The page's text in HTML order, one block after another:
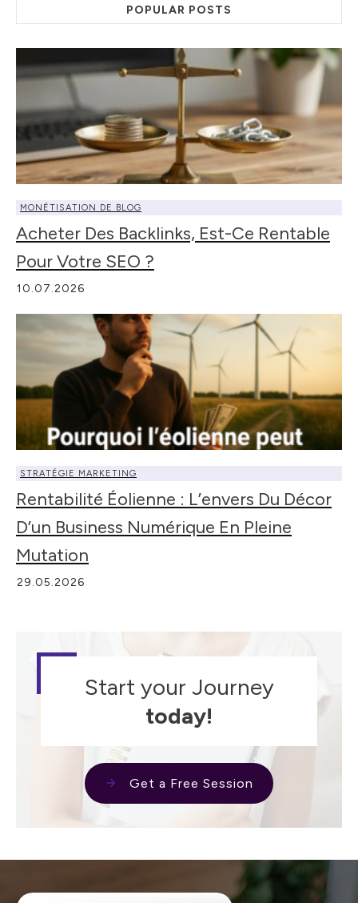
POPULAR POSTS
MONÉTISATION DE BLOG
Acheter Des Backlinks, Est-Ce Rentable
Pour Votre SEO ?
10.07.2026
STRATÉGIE MARKETING
Rentabilité Éolienne : L’envers Du Décor
D’un Business Numérique En Pleine
Mutation
29.05.2026
Start your Journey
today!
Get a Free Session